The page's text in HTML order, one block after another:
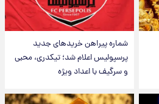
شماره پیراهن خریدهای جدید
پرسپولیس اعلام شد؛ تیکدری، محبی
و سرگیف با اعداد ویژه